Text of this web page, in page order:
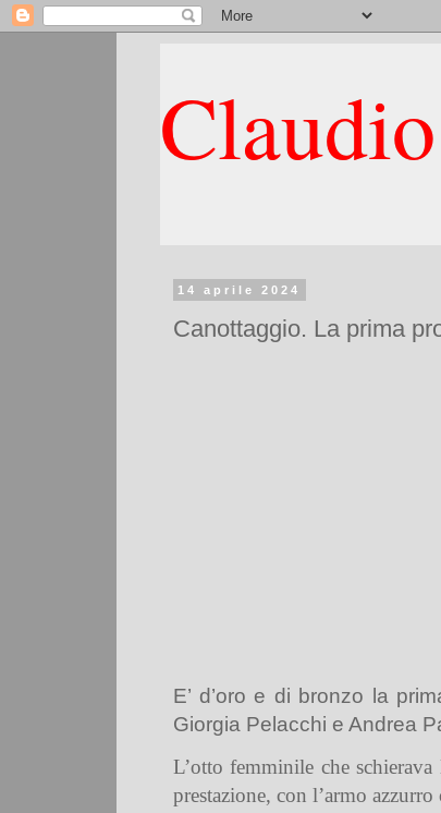
14 aprile 2024
Canottaggio. La prima
E’ d’oro e di bronzo la
Giorgia Pelacchi e Andrea
L’otto femminile che
prestazione, con l’armo